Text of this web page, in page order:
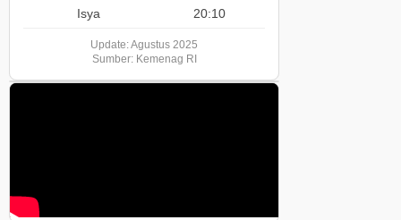
Isya
20:10
Update: Agustus 2025
Sumber: Kemenag RI